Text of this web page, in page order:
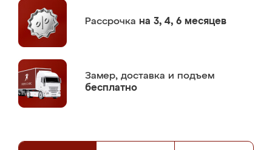
Рассрочка на 3, 4, 6 месяцев
Замер, доставка и подъем
бесплатно